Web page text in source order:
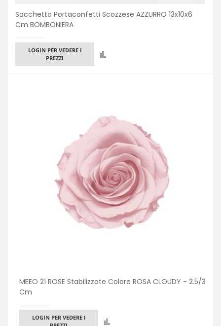
Sacchetto Portaconfetti Scozzese AZZURRO 13x10x6
Cm BOMBONIERA
LOGIN PER VEDERE I
PREZZI
MEEO 21 ROSE Stabilizzate Colore ROSA CLOUDY - 2.5/3
Cm
LOGIN PER VEDERE I